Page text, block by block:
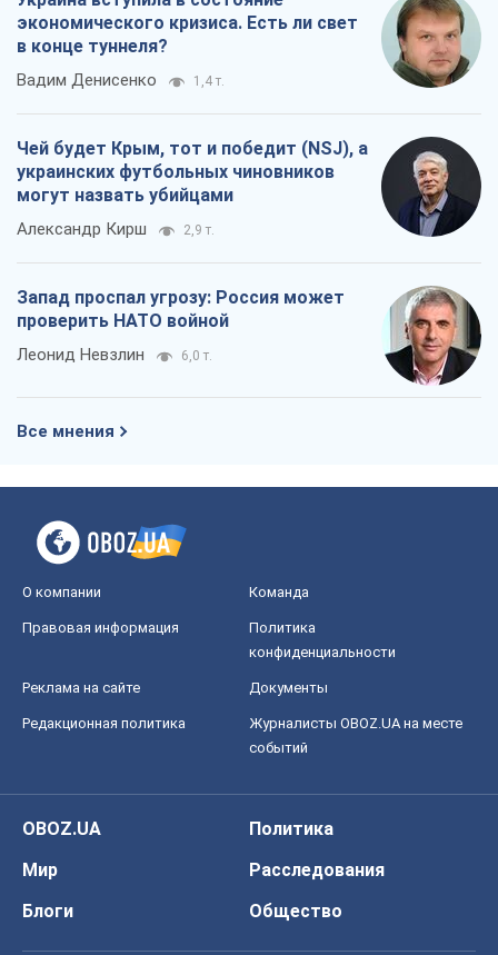
экономического кризиса. Есть ли свет
в конце туннеля?
Вадим Денисенко 1,4 т.
Чей будет Крым, тот и победит (NSJ), а
украинских футбольных чиновников
могут назвать убийцами
Александр Кирш 2,9 т.
Запад проспал угрозу: Россия может
проверить НАТО войной
Леонид Невзлин 6,0 т.
Все мнения
О компании Команда
Правовая информация
Политика
конфиденциальности
Реклама на сайте Документы
Редакционная политика
Журналисты OBOZ.UA на месте
событий
OBOZ.UA
Политика
Мир
Расследования
Блоги
Общество